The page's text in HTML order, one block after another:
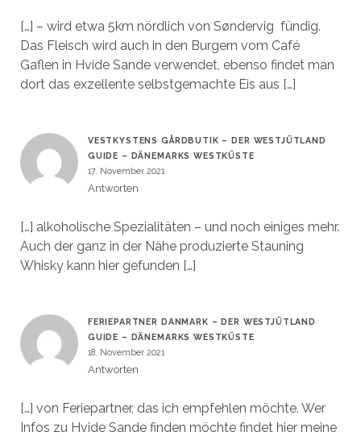
[…] – wird etwa 5km nördlich von Søndervig fündig.
Das Fleisch wird auch in den Burgern vom Café
Gaflen in Hvide Sande verwendet, ebenso findet man
dort das exzellente selbstgemachte Eis aus […]
VESTKYSTENS GÅRDBUTIK – DER WESTJÜTLAND
GUIDE – DÄNEMARKS WESTKÜSTE
17. November 2021
Antworten
[…] alkoholische Spezialitäten – und noch einiges mehr.
Auch der ganz in der Nähe produzierte Stauning
Whisky kann hier gefunden […]
FERIEPARTNER DANMARK – DER WESTJÜTLAND
GUIDE – DÄNEMARKS WESTKÜSTE
18. November 2021
Antworten
[…] von Feriepartner, das ich empfehlen möchte. Wer
Infos zu Hvide Sande finden möchte findet hier meine